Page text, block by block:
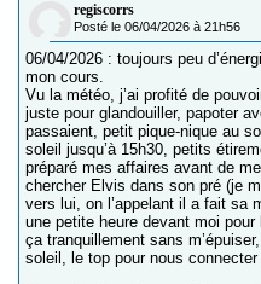
regiscorrs
Posté le 06/04/2026 à 21h56
06/04/2026 : toujours peu
mon cours.
Vu la météo, j’ai profité de
juste pour glandouiller, papoter
passaient, petit pique-nique au
soleil jusqu’à 15h30, petits
préparé mes affaires avant de
chercher Elvis dans son pré (je
vers lui, on l’appelant il a fait
une petite heure devant moi
ça tranquillement sans
soleil, le top pour nous